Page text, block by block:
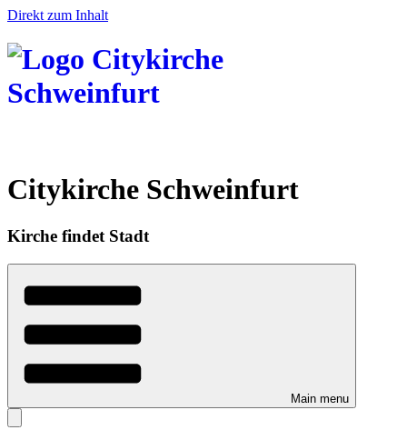
Direkt zum Inhalt
Citykirche Schweinfurt
Kirche findet Stadt
Main menu